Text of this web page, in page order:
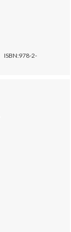
ISBN:978-2-